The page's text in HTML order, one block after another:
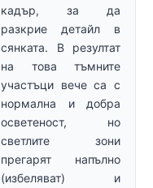
кадър, за да
разкрие детайл в
сянката. В резултат
на това тъмните
участъци вече са с
нормална и добра
осветеност, но
светлите зони
прегарят напълно
(избеляват) и